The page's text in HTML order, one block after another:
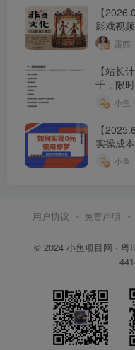
【
影戏视
露西
【站长
千，限
小鱼
【
实操成本
小鱼
用户协议 免责声明
© 2024 小鱼项目网 · 粤